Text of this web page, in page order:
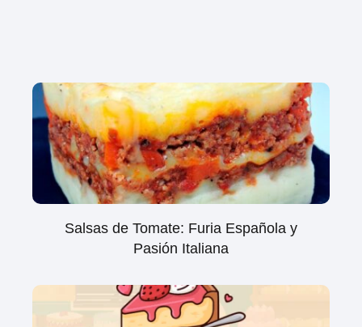
Salsas de Tomate: Furia Española y
Pasión Italiana